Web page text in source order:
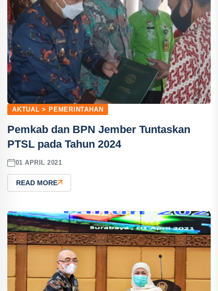
AKTUAL > PEMERINTAHAN
Pemkab dan BPN Jember Tuntaskan
PTSL pada Tahun 2024
01 APRIL 2021
READ MORE